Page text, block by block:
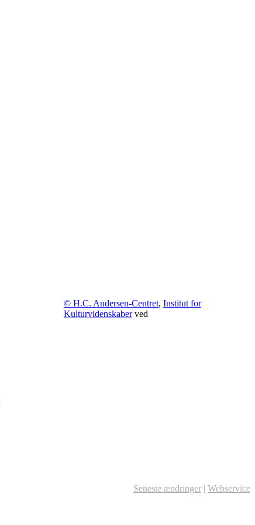
© H.C. Andersen-Centret, Institut for
Kulturvidenskaberved
Seneste ændringer | Webservice